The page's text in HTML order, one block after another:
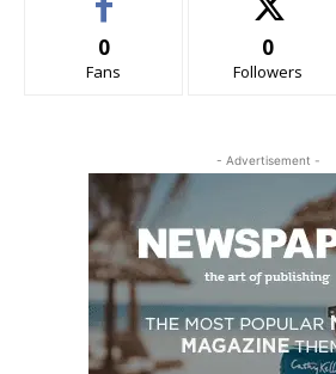
0
Fans
0
Followers
- Advertisement -